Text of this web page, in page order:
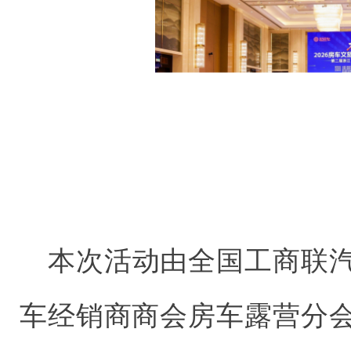
本次活动由全国工商联
车经销商商会房车露营分